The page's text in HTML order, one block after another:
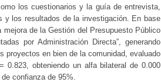
los cuestionarios y la guía de entrevista,
y los resultados de la investigación. En base
de la Gestión del Presupuesto Público
por Administración Directa”, generando
proyectos en bien de la comunidad, evaluado
0.823, obteniendo un alfa bilateral de 0.000
confianza de 95%.